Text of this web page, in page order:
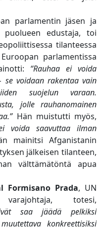
parlamentin jäsen ja
puolueen edustaja, toi
tilanteessa
parlamentissa
“Rauhaa ei voida
se voidaan rakentaa vain
suojelun varaan.
jolle rauhanomainen
Hän muistutti myös,
voida saavuttaa ilman
mainitsi Afganistanin
jälkeisen tilanteen,
välttämätöntä apua
Formisano Prada, UN
totesi,
saa jäädä pelkiksi
konkreettisiksi